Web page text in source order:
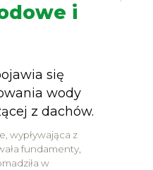
i
się
wody
z dachów.
wypływająca z
fundamenty,
w